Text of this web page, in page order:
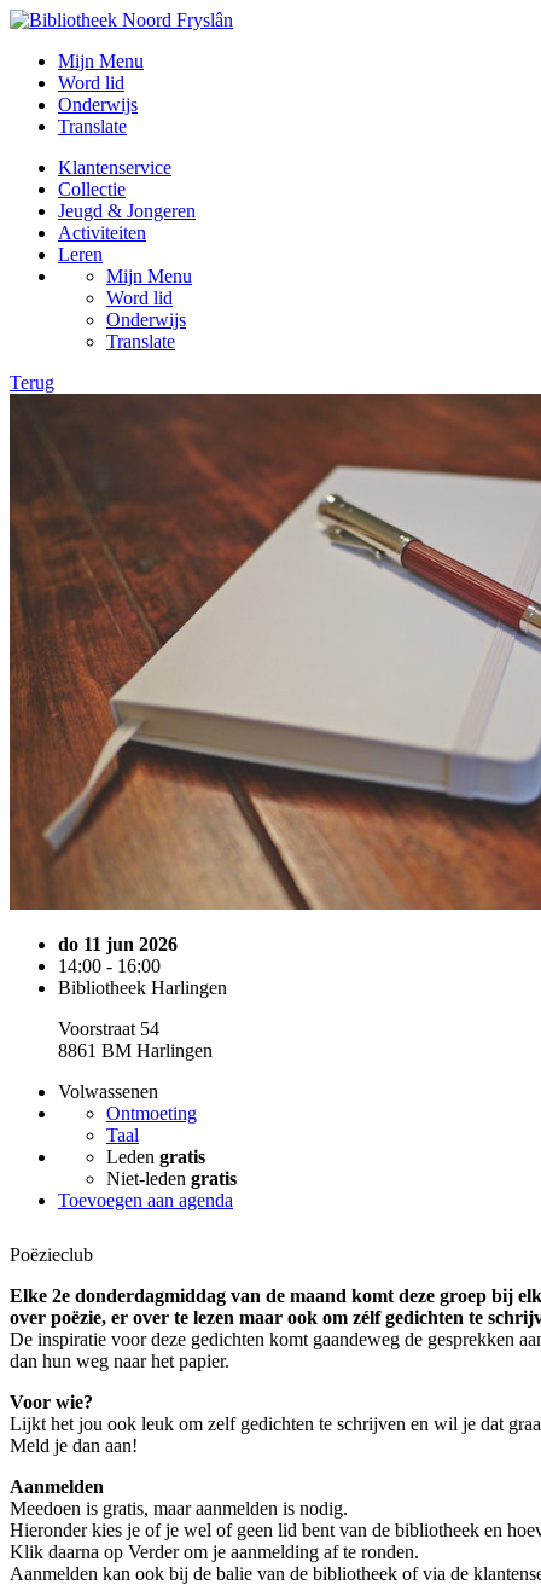
Mijn Menu
Word lid
Onderwijs
Translate
Klantenservice
Collectie
Jeugd & Jongeren
Activiteiten
Leren
Mijn Menu
Word lid
Onderwijs
Translate
Terug
do 11 jun 2026
14:00 - 16:00
Bibliotheek Harlingen
Voorstraat 54
8861 BM Harlingen
Volwassenen
Ontmoeting
Taal
Leden gratis
Niet-leden gratis
Toevoegen aan agenda
Poëzieclub
Elke 2e donderdagmiddag van de maand komt deze groep bij
over poëzie, er over te lezen maar ook om zélf gedichten te
De inspiratie voor deze gedichten komt gaandeweg de gesprekken
dan hun weg naar het papier.
Voor wie?
Lijkt het jou ook leuk om zelf gedichten te schrijven en wil je dat
Meld je dan aan!
Aanmelden
Meedoen is gratis, maar aanmelden is nodig.
Hieronder kies je of je wel of geen lid bent van de bibliotheek en
Klik daarna op Verder om je aanmelding af te ronden.
Aanmelden kan ook bij de balie van de bibliotheek of via de